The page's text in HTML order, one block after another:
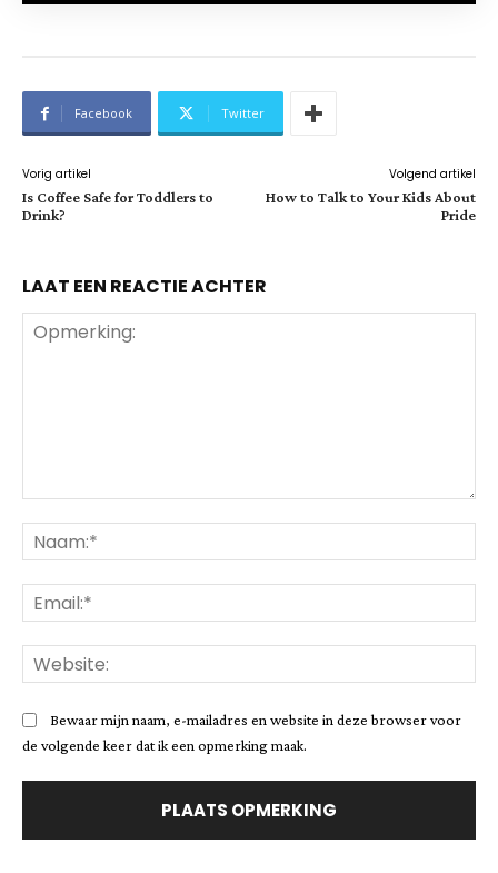
Facebook Twitter
Vorig artikel
Is Coffee Safe for Toddlers to
Drink?
Volgend artikel
How to Talk to Your Kids About
Pride
LAAT EEN REACTIE ACHTER
Bewaar mijn naam, e-mailadres en website in deze browser voor
de volgende keer dat ik een opmerking maak.